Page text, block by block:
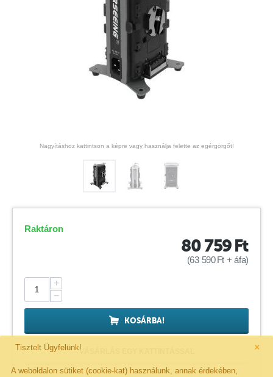
×
Tisztelt Ügyfelünk!
A weboldalon sütiket (cookie-kat) használunk, annak érdekében,
Nagyításhoz kattintson a képre vagy használja felette az egérgörgőt!
Raktáron
80 759Ft
(63 590Ft + áfa)
+
−
KOSÁRBA!
VÁSÁRLÁS EGY KATTINTÁSSAL